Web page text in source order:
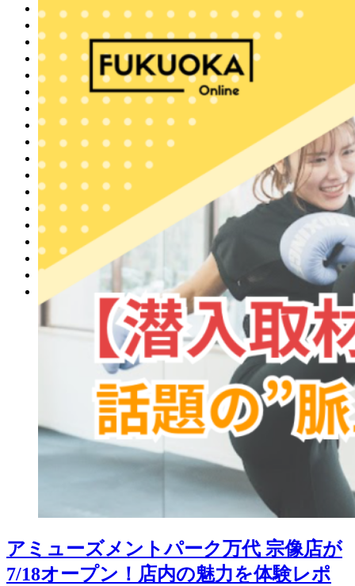
カフェ
3月
伝統
2月
リフォーム
ジム
ラーメン
グルメ
イベント
自然
フィットネス
海鮮
居酒屋
もつ鍋
アミューズメントパーク万代 宗像店が
7/18オープン！店内の魅力を体験レポ